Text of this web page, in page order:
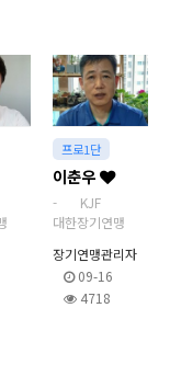
프로1단
이춘우
- KJF
대한장기연맹
장기연맹관리자
09-16
4718